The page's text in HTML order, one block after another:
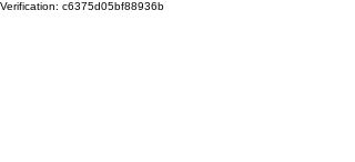
Verification: c6375d05bf88936b